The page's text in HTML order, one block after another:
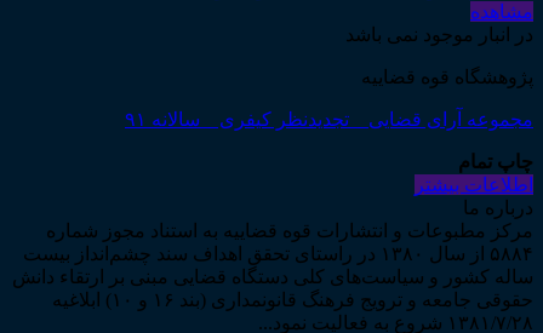
مشاهده
در انبار موجود نمی باشد
پژوهشگاه قوه قضاییه
مجموعه آرای قضایی _ تجدیدنظر کیفری _ سالانه ۹۱
چاپ تمام
اطلاعات بیشتر
درباره ما
مرکز مطبوعات و انتشارات قوه قضاییه به استناد مجوز شماره
۵۸۸۴ از سال ۱۳۸۰ در راستای تحقق اهداف سند چشم‌انداز بیست
ساله کشور و سیاست‌های کلی دستگاه قضایی مبنی بر ارتقاء دانش
حقوقی جامعه و ترویج فرهنگ قانونمداری (بند ۱۶ و ۱۰) ابلاغیه
۱۳۸۱/۷/۲۸ شروع به فعالیت نمود...